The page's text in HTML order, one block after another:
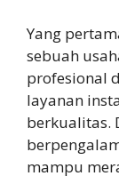
Yang
sebuah
profesional
layanan
berkualitas.
mampu